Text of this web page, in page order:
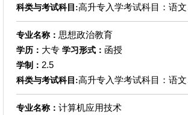
科类与考试科目:高升专入学考试科目：语
专业名称： 思想政治教育
学历： 大专 学习形式： 函授
学制： 2.5
科类与考试科目:高升专入学考试科目：语
专业名称： 计算机应用技术